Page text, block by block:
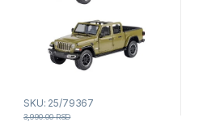
SKU: 25/79367
3,990.00RSD